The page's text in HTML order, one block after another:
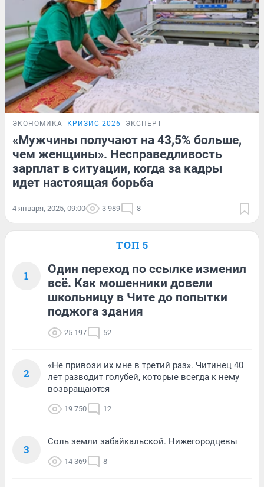
ЭКОНОМИКА КРИЗИС-2026 ЭКСПЕРТ
«Мужчины получают на 43,5% больше,
чем женщины». Несправедливость
зарплат в ситуации, когда за кадры
идет настоящая борьба
4 января, 2025, 09:00 3 989 8
ТОП 5
1
Один переход по ссылке изменил
всё. Как мошенники довели
школьницу в Чите до попытки
поджога здания
25 197 52
2
«Не привози их мне в третий раз». Читинец 40
лет разводит голубей, которые всегда к нему
возвращаются
19 750 12
3
Соль земли забайкальской. Нижегородцевы
14 369 8